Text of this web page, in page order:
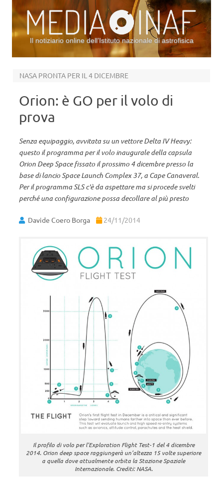
Il notiziario online dell’Istituto nazionale di astrofisica
NASA PRONTA PER IL 4 DICEMBRE
Orion: è GO per il volo di
prova
Senza equipaggio, avvitata su un vettore Delta IV Heavy:
questo il programma per il volo inaugurale della capsula
Orion Deep Space fissato il prossimo 4 dicembre presso la
base di lancio Space Launch Complex 37, a Cape Canaveral.
Per il programma SLS c'è da aspettare ma si procede svelti
perché una configurazione possa decollare al più presto
Davide Coero Borga 24/11/2014
Il profilo di volo per l’Exploration Flight Test-1 del 4 dicembre
2014. Orion deep space raggiungerà un’altezza 15 volte superiore
a quella dove attualmente orbita la Stazione Spaziale
Internazionale. Crediti: NASA.